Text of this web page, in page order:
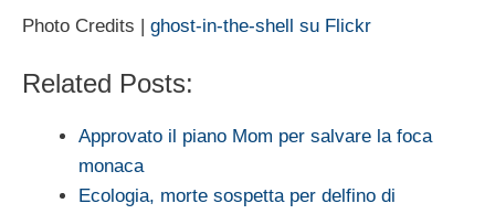
Photo Credits | ghost-in-the-shell su Flickr
Related Posts:
Approvato il piano Mom per salvare la foca
monaca
Ecologia, morte sospetta per delfino di